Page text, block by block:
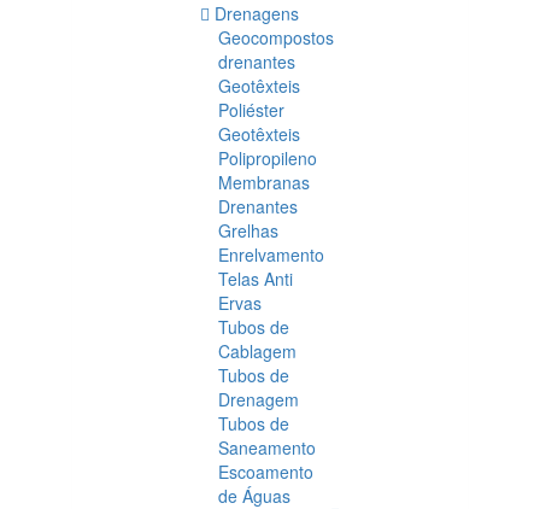
Drenagens
Geocompostos
drenantes
Geotêxteis
Poliéster
Geotêxteis
Polipropileno
Membranas
Drenantes
Grelhas
Enrelvamento
Telas Anti
Ervas
Tubos de
Cablagem
Tubos de
Drenagem
Tubos de
Saneamento
Escoamento
de Águas